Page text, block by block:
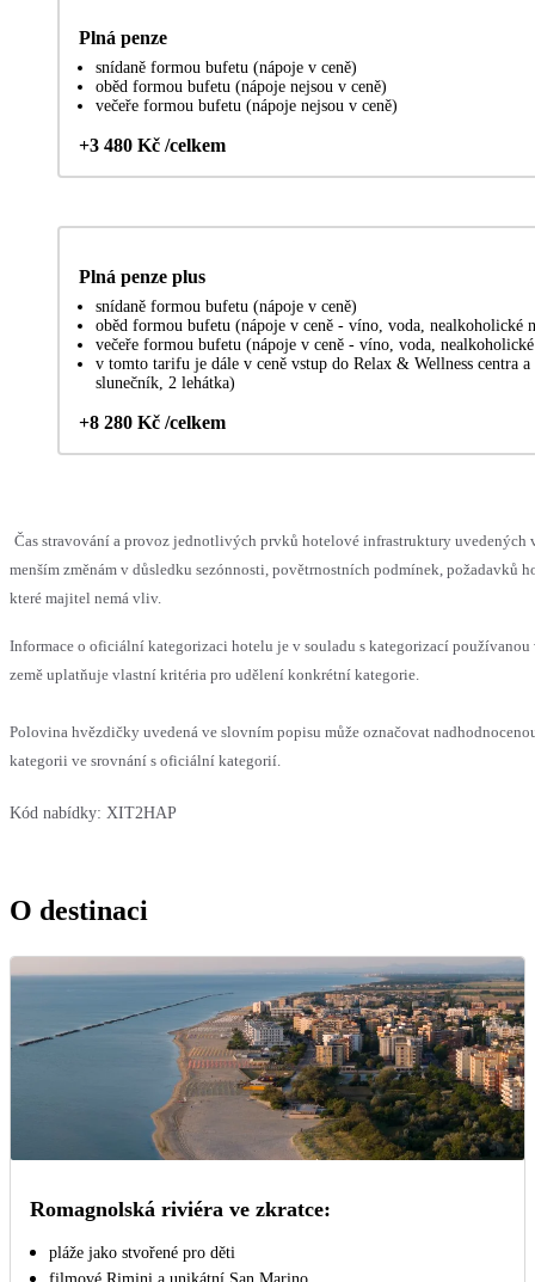
Plná penze
snídaně formou bufetu (nápoje v ceně)
oběd formou bufetu (nápoje nejsou v ceně)
večeře formou bufetu (nápoje nejsou v ceně)
+3 480 Kč /celkem
Plná penze plus
snídaně formou bufetu (nápoje v ceně)
oběd formou bufetu (nápoje v ceně - víno, voda, nealkoholické
večeře formou bufetu (nápoje v ceně - víno, voda,
v tomto tarifu je dále v ceně vstup do Relax & Wellness centra
slunečník, 2 lehátka)
+8 280 Kč /celkem
Čas stravování a provoz jednotlivých prvků hotelové infrastruktury uvedených
menším změnám v důsledku sezónnosti, povětrnostních podmínek, požadavků
které majitel nemá vliv.
Informace o oficiální kategorizaci hotelu je v souladu s kategorizací používanou
země uplatňuje vlastní kritéria pro udělení konkrétní kategorie.
Polovina hvězdičky uvedená ve slovním popisu může označovat
kategorii ve srovnání s oficiální kategorií.
Kód nabídky: XIT2HAP
O destinaci
Romagnolská riviéra ve zkratce:
pláže jako stvořené pro děti